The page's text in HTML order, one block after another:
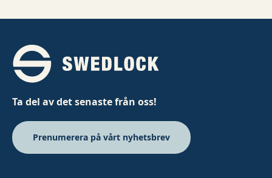
Ta del av det senaste från oss!
Prenumerera på vårt nyhetsbrev